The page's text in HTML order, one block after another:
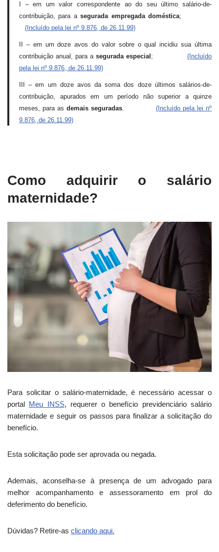
I – em um valor correspondente ao do seu último salário-de-
contribuição, para asegurada empregada doméstica;
(Incluído pela lei nº 9.876, de 26.11.99)
II – em um doze avos do valor sobre o qual incidiu sua última
contribuição anual, para a segurada especial ; (Incluído
pela lei nº 9.876, de 26.11.99)
III – em um doze avos da soma dos doze últimos salários-de-
contribuição, apurados em um período não superior a quinze
meses, para as demais seguradas. (Incluído pela lei nº
9.876, de 26.11.99)
Como adquirir o salário
maternidade?
Para solicitar o salário-maternidade, é necessário acessar o
portal Meu INSS, requerer o benefício previdenciário salário
maternidade e seguir os passos para finalizar a solicitação do
benefício.
Esta solicitação pode ser aprovada ou negada.
Ademais, aconselha-se à presença de um advogado para
melhor acompanhamento e assessoramento em prol do
deferimento do benefício.
Dúvidas? Retire-as clicando aqui.